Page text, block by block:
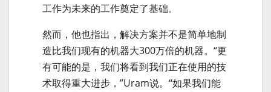
工作为未来的工作奠定了基础。
然而，他也指出，解决方案并不是简单地制
造比我们现有的机器大300万倍的机器。“更
有可能的是，我们将看到我们正在使用的技
术取得重大进步，”Uram说。“如果我们能